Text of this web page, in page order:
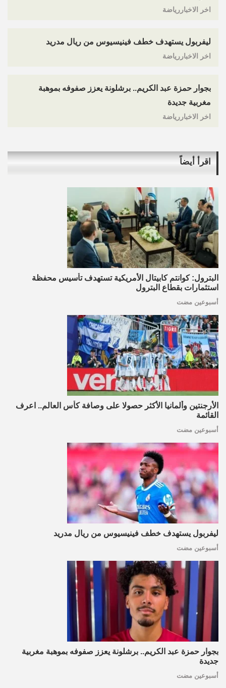
اخر الاخباررياضة
ليفربول يستهدف خطف فينيسيوس من ريال مدريد
اخر الاخباررياضة
بجوار حمزة عبد الكريم.. برشلونة يعزز صفوفه بموهبة
مغربية جديدة
اخر الاخباررياضة
اقرأ أيضاً
البترول: كوانتم كابيتال الأمريكية تستهدف تأسيس محفظة
استثمارات بقطاع البترول
أسبوعين مضت
الأرجنتين وألمانيا الأكثر حصولا على وصافة كأس العالم.. اعرف
القائمة
أسبوعين مضت
ليفربول يستهدف خطف فينيسيوس من ريال مدريد
أسبوعين مضت
بجوار حمزة عبد الكريم.. برشلونة يعزز صفوفه بموهبة مغربية
جديدة
أسبوعين مضت